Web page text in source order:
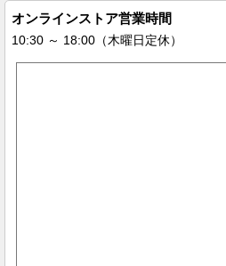
オンラインストア営業時間
10:30 ～ 18:00（木曜日定休）